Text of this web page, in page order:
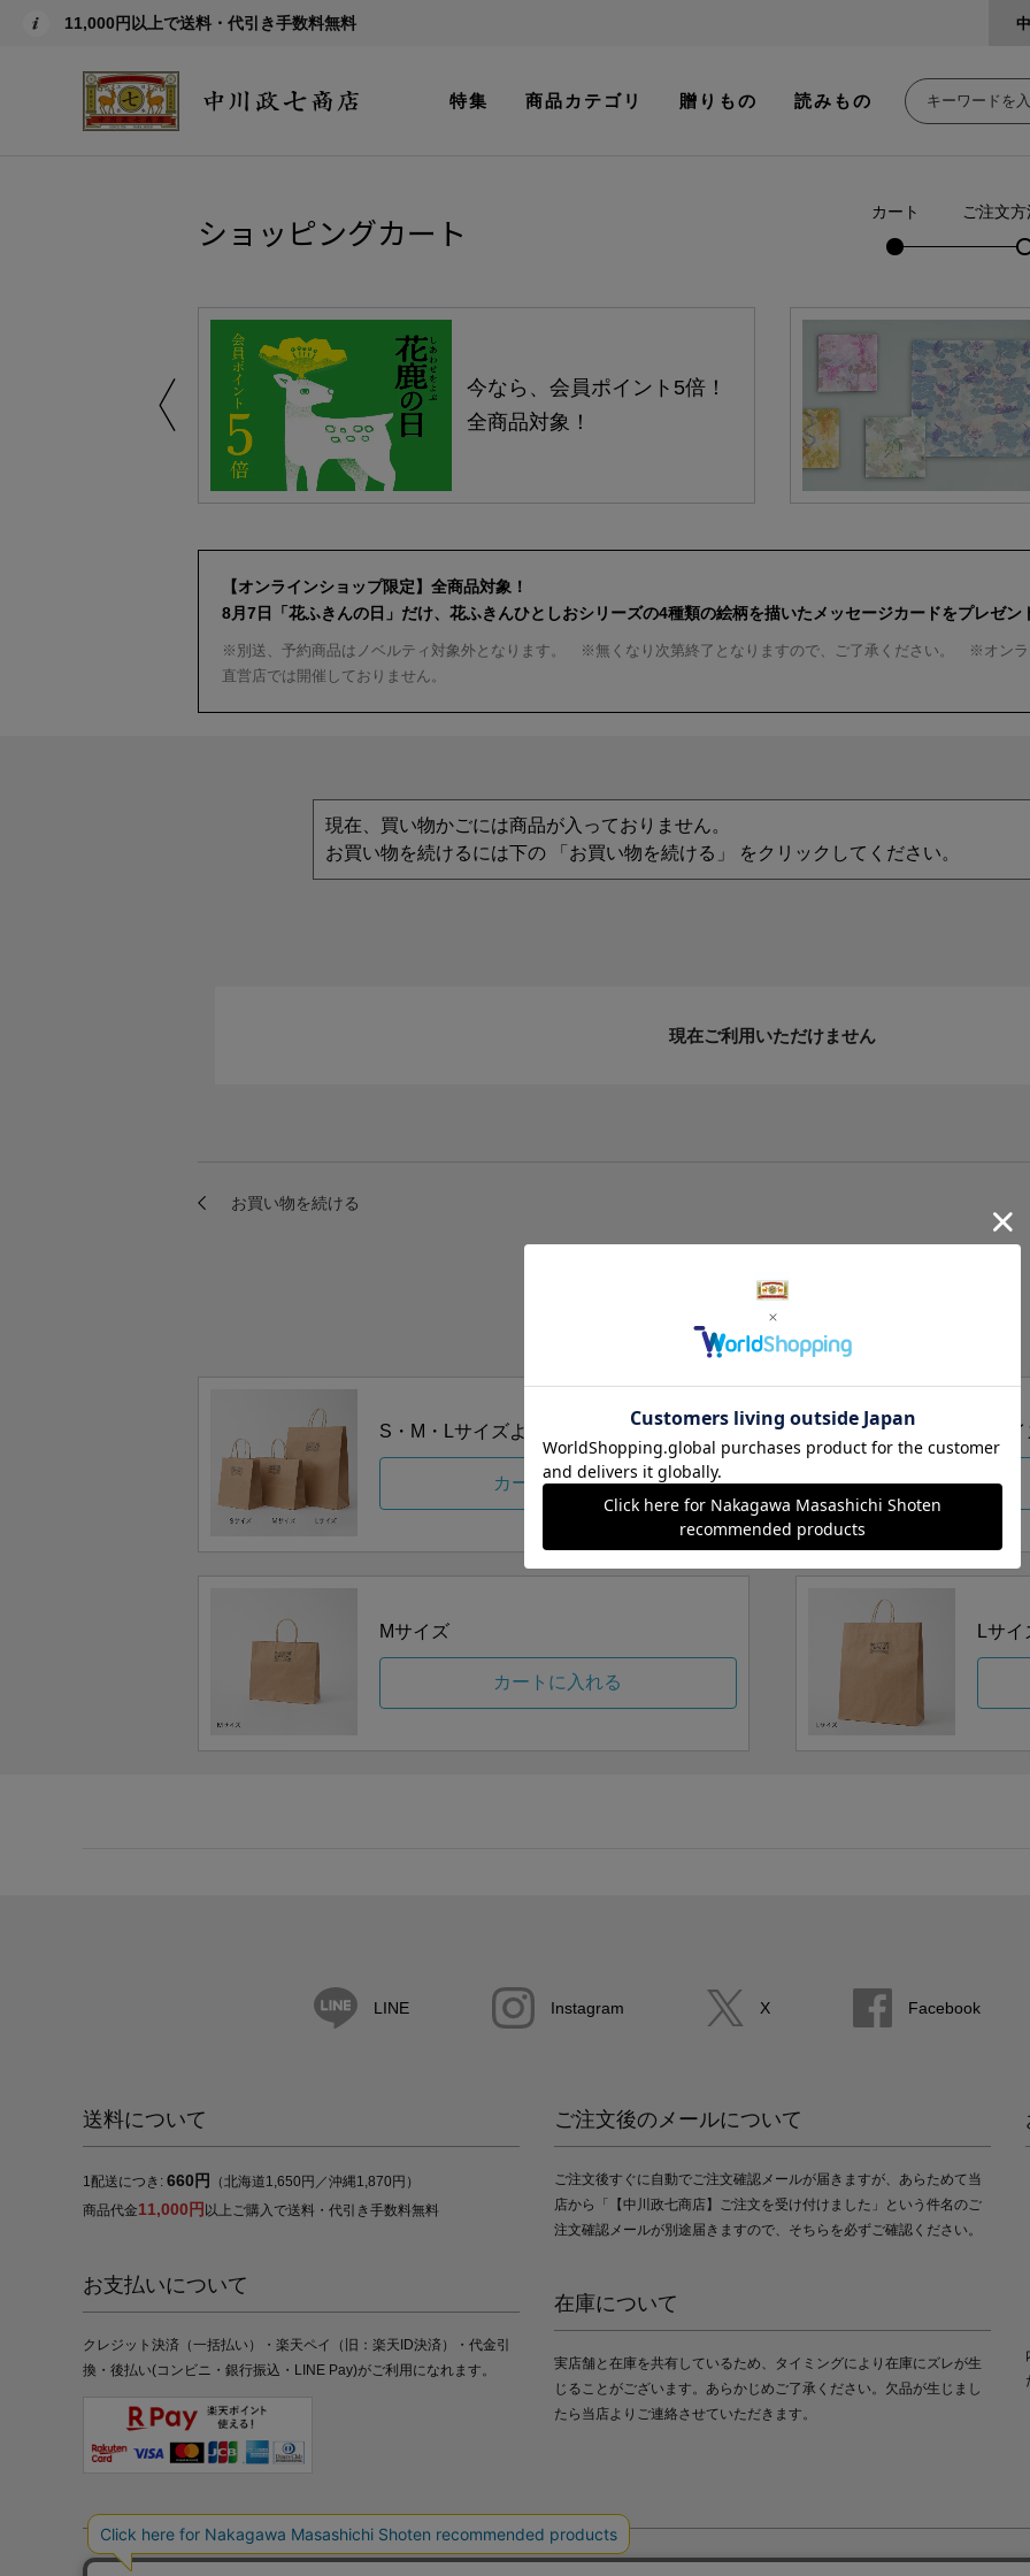
11,000円以上で送料・代引き手数料無料
特集 商品カテゴリ 贈りもの 読みもの
ショッピングカート カート ご注文
今なら、会員ポイント5倍！
全商品対象！
【オンラインショップ限定】全商品対象！
8月7日「花ふきんの日」だけ、花ふきんひとしおシリーズの4種類の絵柄を描いたメッセージカードをプレゼン
※別送、予約商品はノベルティ対象外となります。 ※無くなり次第終了となりますので、ご了承ください。 ※オンラ
直営店では開催しておりません。
現在、買い物かごには商品が入っておりません。
お買い物を続けるには下の 「お買い物を続ける」 をクリックしてください。
現在ご利用いただけません
手提げ袋（有料）はこちら
S・M・Lの3つサイズをご用意しております。
S・M・Lサイズより当店にお任せ
カートに入れる
Sサ
Mサイズ
カートに入れる
Lサイ
LINE Instagram X Facebook
送料について
1配送につき: 660円
（北海道1,650円／沖縄1,870円）
商品代金11,000円 以上ご購入で送料・代引き手数料無料
お支払いについて
クレジット決済（一括払い）・楽天ペイ（旧：楽天ID決済）・代金引
換・後払い(コンビニ・銀行振込・LINE Pay)がご利用になれます。
ご注文後のメールについて
ご注文後すぐに自動でご注文確認メールが届きますが、あらためて当
店から「【中川政七商店】ご注文を受け付けました」という件名のご
注文確認メールが別途届きますので、そちらを必ずご確認ください。
在庫について
実店舗と在庫を共有しているため、タイミングにより在庫にズレが生
じることがございます。あらかじめご了承ください。欠品が生じまし
たら当店よりご連絡させていただきます。